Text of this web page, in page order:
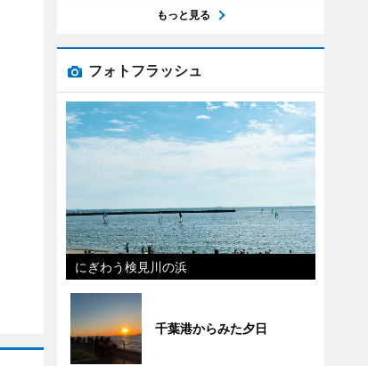
もっと見る
フォトフラッシュ
にぎわう検見川の浜
千葉港からみた夕日